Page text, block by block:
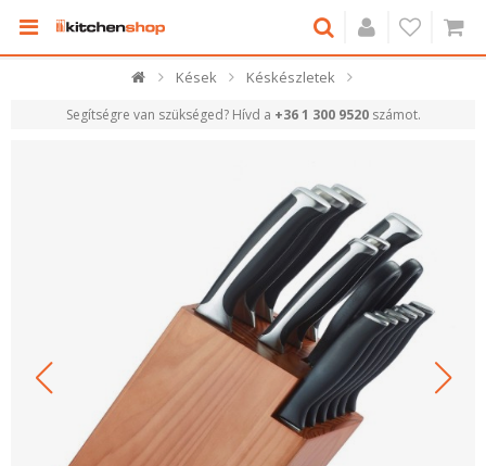
Kések Késkészletek
Segítségre van szükséged? Hívd a +36 1 300 9520számot.